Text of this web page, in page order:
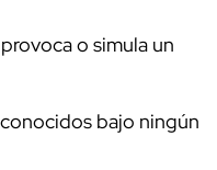
o simula un
bajo ningún